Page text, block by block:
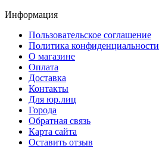
Информация
Пользовательское соглашение
Политика конфиденциальности
О магазине
Оплата
Доставка
Контакты
Для юр.лиц
Города
Обратная связь
Карта сайта
Оставить отзыв